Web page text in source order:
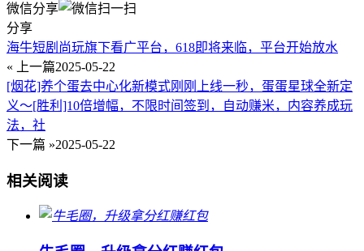
微信分享
分享
海牛短剧尚玩旗下看广平台，618即将来临，平台开始放水
« 上一篇2025-05-22
[烟花]养个蛋去中心化新模式刚刚上线一秒，蛋蛋星球全新定
义～[胜利]10倍增幅，不限时间签到，自动赚米，内容养成玩
法，社
下一篇 »2025-05-22
相关阅读